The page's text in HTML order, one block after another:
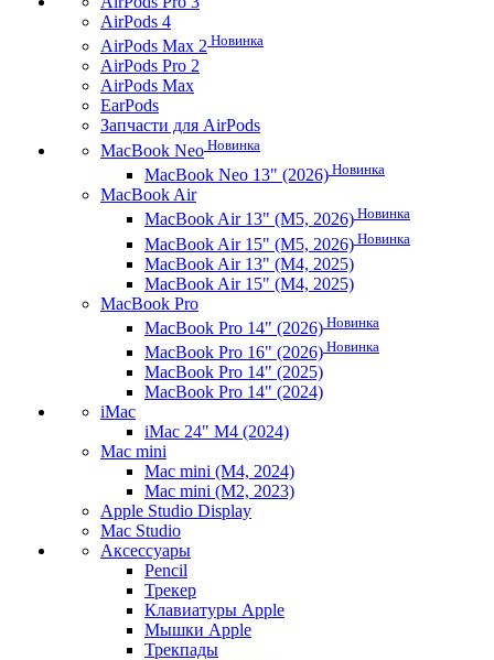
AirPods 4
AirPods Max 2 Новинка
AirPods Pro 2
AirPods Max
EarPods
Запчасти для AirPods
MacBook Neo Новинка
MacBook Neo 13" (2026) Новинка
MacBook Air
MacBook Air 13" (M5, 2026) Новинка
MacBook Air 15" (M5, 2026) Новинка
MacBook Air 13" (M4, 2025)
MacBook Air 15" (M4, 2025)
MacBook Pro
MacBook Pro 14" (2026) Новинка
MacBook Pro 16" (2026) Новинка
MacBook Pro 14" (2025)
MacBook Pro 14" (2024)
iMac
iMac 24" M4 (2024)
Mac mini
Mac mini (M4, 2024)
Mac mini (M2, 2023)
Apple Studio Display
Mac Studio
Аксессуары
Pencil
Трекер
Клавиатуры Apple
Мышки Apple
Трекпады